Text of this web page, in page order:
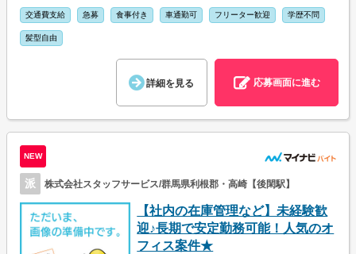
交通費支給 急募 食事付き 車通勤可 フリーター歓迎 学歴不問
髪型自由
詳細を見る 応募画面に進む
NEW
派 株式会社スタッフサービス/群馬県利根郡・高崎【後閑駅】
【社内の在庫管理など】未経験歓
迎♪長期で安定勤務可能！人気のオ
フィス案件★